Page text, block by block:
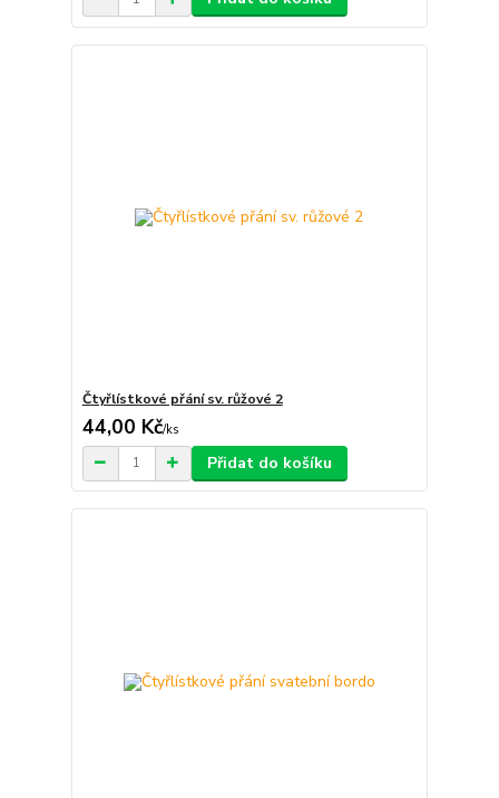
Čtyřlístkové přání sv. růžové 2
44,00 Kč/ks
Přidat do košíku